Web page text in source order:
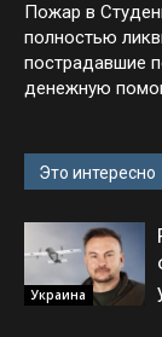
Пожар в
полностью
пострадавшие
денежную
Это интересно
Украина